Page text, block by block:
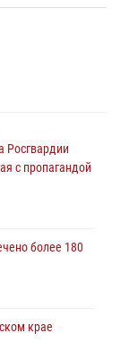
Росгвардии
с пропагандой
более 180
крае